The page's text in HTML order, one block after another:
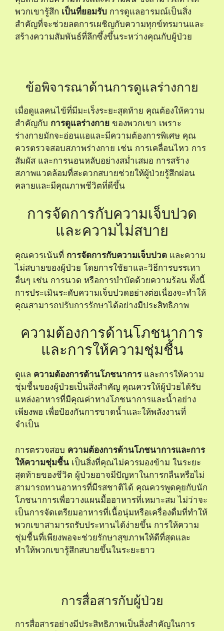
พวกเขารู้สึก เป็นที่ยอมรับ การดูแลอารมณ์เป็นสิ่ง
สำคัญที่จะช่วยลดการเผชิญกับความทุกข์ทรมานและ
สร้างความสัมพันธ์ที่ลึกซึ้งขึ้นระหว่างคุณกับผู้ป่วย
ข้อพิจารณาด้านการดูแลร่างกาย
เมื่อดูแลคนไข้ที่มีมะเร็งระยะสุดท้าย คุณต้องให้ความ
สำคัญกับ การดูแลร่างกาย ของพวกเขา เพราะ
ร่างกายมักจะอ่อนแอและมีความต้องการพิเศษ คุณ
ควรตรวจสอบสภาพร่างกาย เช่น การเคลื่อนไหว การ
สัมผัส และการนอนหลับอย่างสม่ำเสมอ การสร้าง
สภาพแวดล้อมที่สะดวกสบายช่วยให้ผู้ป่วยรู้สึกผ่อน
คลายและมีคุณภาพชีวิตที่ดีขึ้น
การจัดการกับความเจ็บปวด
และความไม่สบาย
คุณควรเน้นที่ การจัดการกับความเจ็บปวด และความ
ไม่สบายของผู้ป่วย โดยการใช้ยาและวิธีการบรรเทา
อื่นๆ เช่น การนวด หรือการบำบัดด้วยความร้อน ทั้งนี้
การประเมินระดับความเจ็บปวดอย่างต่อเนื่องจะทำให้
คุณสามารถปรับการรักษาได้อย่างมีประสิทธิภาพ
ความต้องการด้านโภชนาการ
และการให้ความชุ่มชื้น
ดูแล ความต้องการด้านโภชนาการและการให้ความ
ชุ่มชื้นของผู้ป่วยเป็นสิ่งสำคัญ คุณควรให้ผู้ป่วยได้รับ
แหล่งอาหารที่มีคุณค่าทางโภชนาการและน้ำอย่าง
เพียงพอ เพื่อป้องกันการขาดน้ำและให้พลังงานที่
จำเป็น
การตรวจสอบ ความต้องการด้านโภชนาการและการ
ให้ความชุ่มชื้น เป็นสิ่งที่คุณไม่ควรมองข้าม ในระยะ
สุดท้ายของชีวิต ผู้ป่วยอาจมีปัญหาในการกลืนหรือไม่
สามารถทานอาหารที่มีรสชาติได้ คุณควรพูดคุยกับนัก
โภชนาการเพื่อวางแผนมื้ออาหารที่เหมาะสม ไม่ว่าจะ
เป็นการจัดเตรียมอาหารที่เนื้อนุ่มหรือเครื่องดื่มที่ทำให้
พวกเขาสามารถรับประทานได้ง่ายขึ้น การให้ความ
ชุ่มชื้นที่เพียงพอจะช่วยรักษาสุขภาพให้ดีที่สุดและ
ทำให้พวกเขารู้สึกสบายขึ้นในระยะยาว
การสื่อสารกับผู้ป่วย
การสื่อสารอย่างมีประสิทธิภาพเป็นสิ่งสำคัญในการ